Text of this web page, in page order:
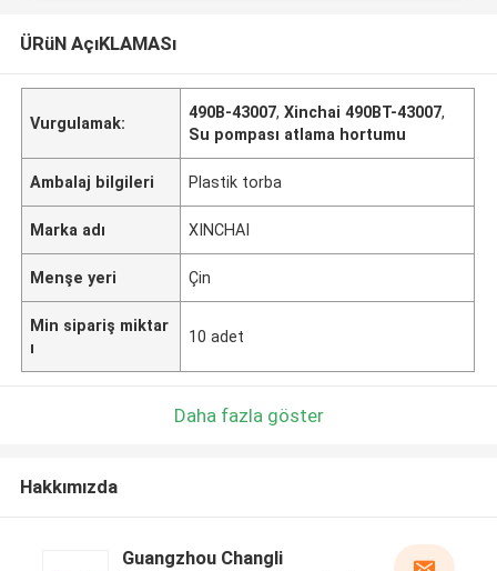
ÜRüN AçıKLAMASı
Vurgulamak:
490B-43007,Xinchai 490BT-43007,
Su pompası atlama hortumu
Ambalaj bilgileri Plastik torba
Marka adı XINCHAI
Menşe yeri Çin
Min sipariş miktar
ı
10 adet
Daha fazla göster
Hakkımızda
Guangzhou Changli